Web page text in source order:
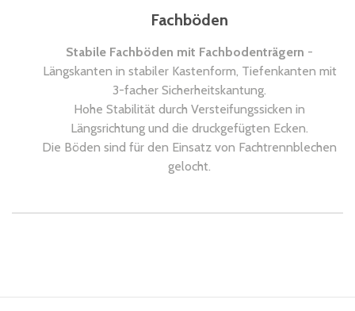
Fachböden
Stabile Fachböden mit Fachbodenträgern -
Längskanten in stabiler Kastenform, Tiefenkanten mit
3-facher Sicherheitskantung.
Hohe Stabilität durch Versteifungssicken in
Längsrichtung und die druckgefügten Ecken.
Die Böden sind für den Einsatz von Fachtrennblechen
gelocht.